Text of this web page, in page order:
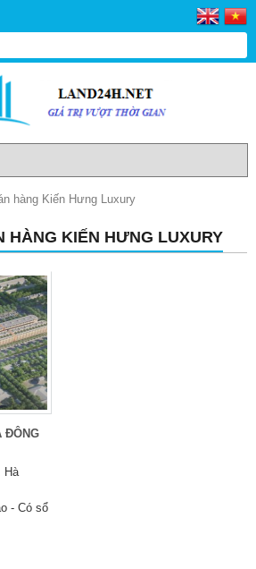
hàng Kiến Hưng Luxury
HÀNG KIẾN HƯNG LUXURY
ĐÔNG
Hà
- Có sổ